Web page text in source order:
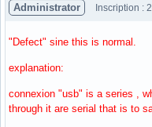
Administrator Inscription :
"Defect" sine this is normal.
explanation:
connexion "usb" is a series ,
through it are serial that is to